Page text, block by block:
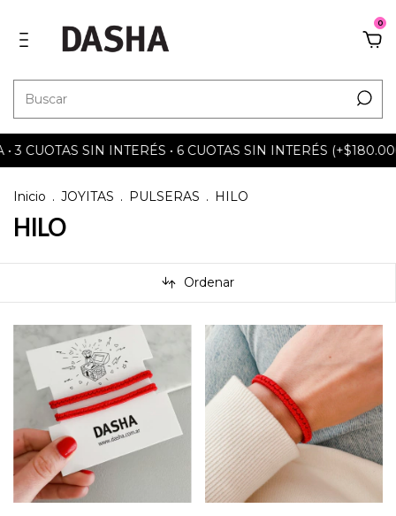
0
SIN INTERÉS • 6 CUOTAS SIN INTERÉS
Inicio . JOYITAS . PULSERAS . HILO
HILO
Ordenar